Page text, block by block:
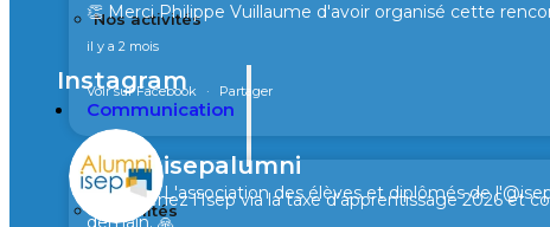
Nos activités
Communication
Actualités
👏 Merci Philippe Vuillaume d'avoir organisé cette
il y a 2 mois
Voir sur Facebook · Partager
🙏 Soutenez l’Isep via la taxe d’apprentissage 2026
demain. 🙏
Instagram
isepalumni
L'association des élèves et diplômés de